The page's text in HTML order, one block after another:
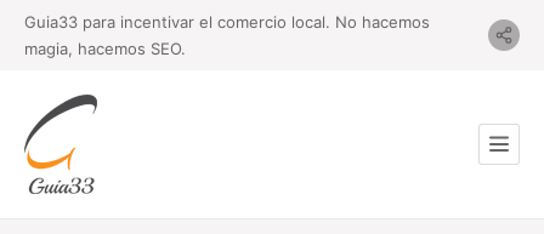
Guia33 para incentivar el comercio local. No hacemos
magia, hacemos SEO.